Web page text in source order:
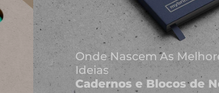
Onde Nascem As Melhores
Ideias
Cadernos e Blocos de Notas